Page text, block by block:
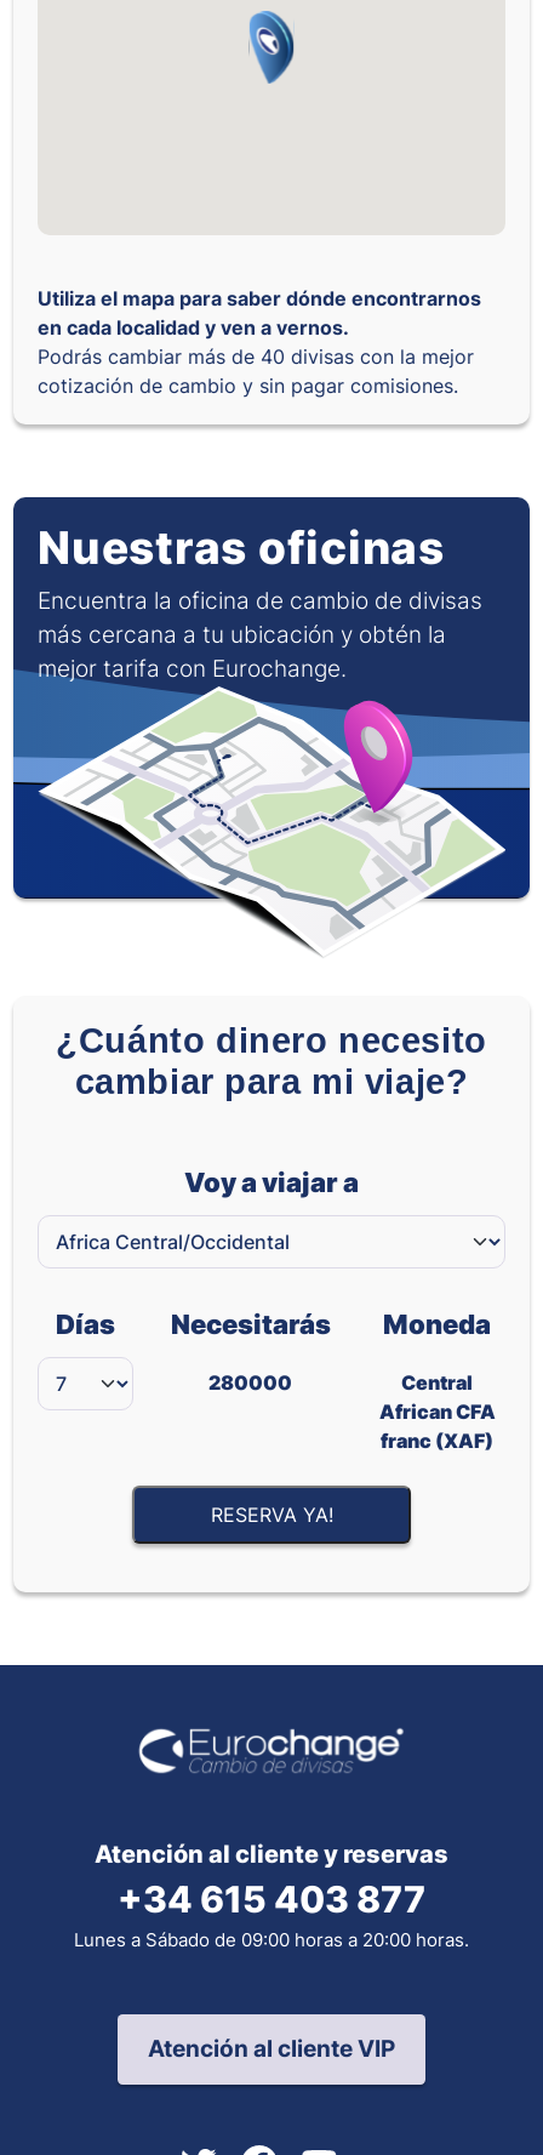
Utiliza el mapa para saber dónde encontrarnos
en cada localidad y ven a vernos.
Podrás cambiar más de 40 divisas con la mejor
cotización de cambio y sin pagar comisiones.
Nuestras oficinas
Encuentra la oficina de cambio de divisas
más cercana a tu ubicación y obtén la
mejor tarifa con Eurochange.
¿Cuánto dinero necesito
cambiar para mi viaje?
Voy a viajar a
Días Necesitarás
280000
Moneda
Central
African CFA
franc (XAF)
RESERVA YA!
Atención al cliente y reservas
+34 615 403 877
Lunes a Sábado de 09:00 horas a 20:00 horas.
Atención al cliente VIP